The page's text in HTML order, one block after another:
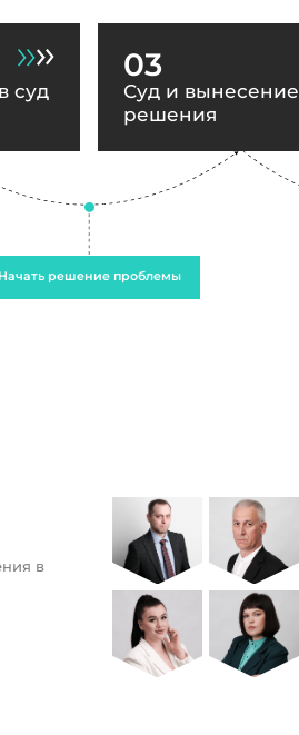
суд
03
Суд и вынесение
решения
Начать решение проблемы
в